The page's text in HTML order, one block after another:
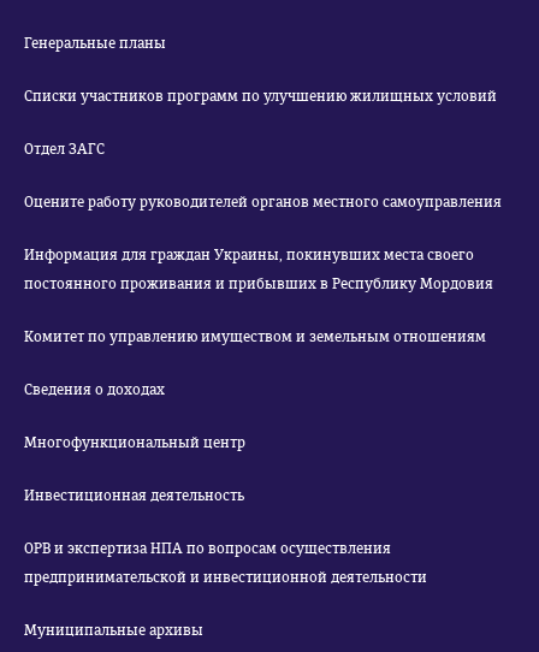
Генеральные планы
Списки участников программ по улучшению жилищных условий
Отдел ЗАГС
Оцените работу руководителей органов местного самоуправления
Информация для граждан Украины, покинувших места своего
постоянного проживания и прибывших в Республику Мордовия
Комитет по управлению имуществом и земельным отношениям
Сведения о доходах
Многофункциональный центр
Инвестиционная деятельность
ОРВ и экспертиза НПА по вопросам осуществления
предпринимательской и инвестиционной деятельности
Муниципальные архивы